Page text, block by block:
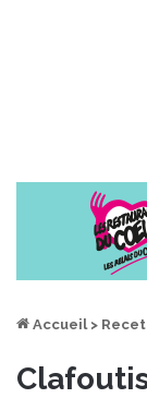
Accueil >